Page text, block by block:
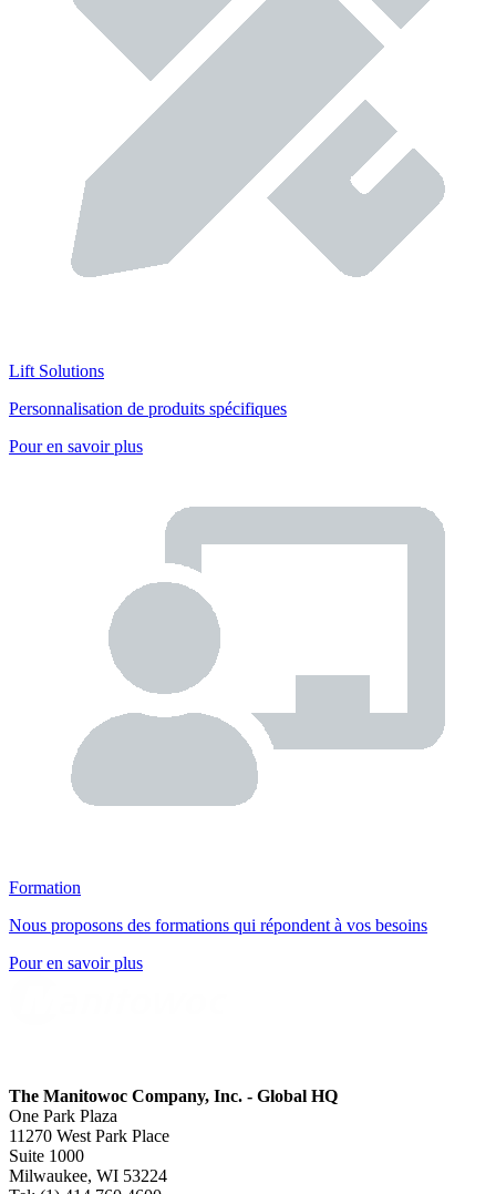
Lift Solutions
Personnalisation de produits spécifiques
Pour en savoir plus
Formation
Nous proposons des formations qui répondent à vos besoins
Pour en savoir plus
The Manitowoc Company, Inc. - Global HQ
One Park Plaza
11270 West Park Place
Suite 1000
Milwaukee, WI 53224